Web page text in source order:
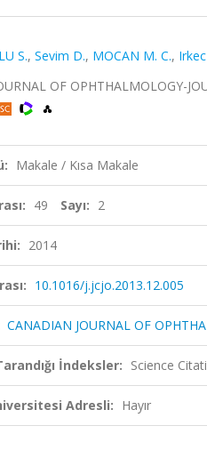
S., Sevim D., MOCAN M. C.,
OF OPHTHALMOLOGY-
Makale / Kısa Makale
49 Sayı: 2
2014
10.1016/j.jcjo.2013.12.005
CANADIAN JOURNAL OF
İndeksler: Science
Adresli: Hayır